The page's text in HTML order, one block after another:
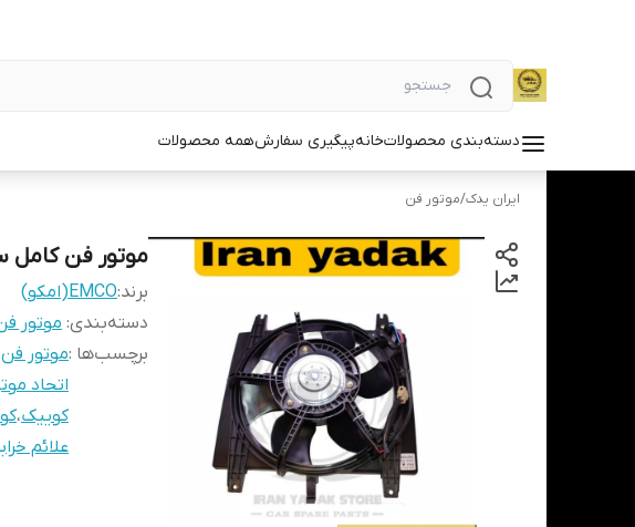
دسته‌بندی محصولاتخانهپیگیری سفارشهمه محصولات
ایران یدک/موتور فن
موتور فن کامل
برند:EMCO(امکو)
دسته‌بندی: موتور
برچسب‌ها :موتور
اتحاد
کوییک،
علائم